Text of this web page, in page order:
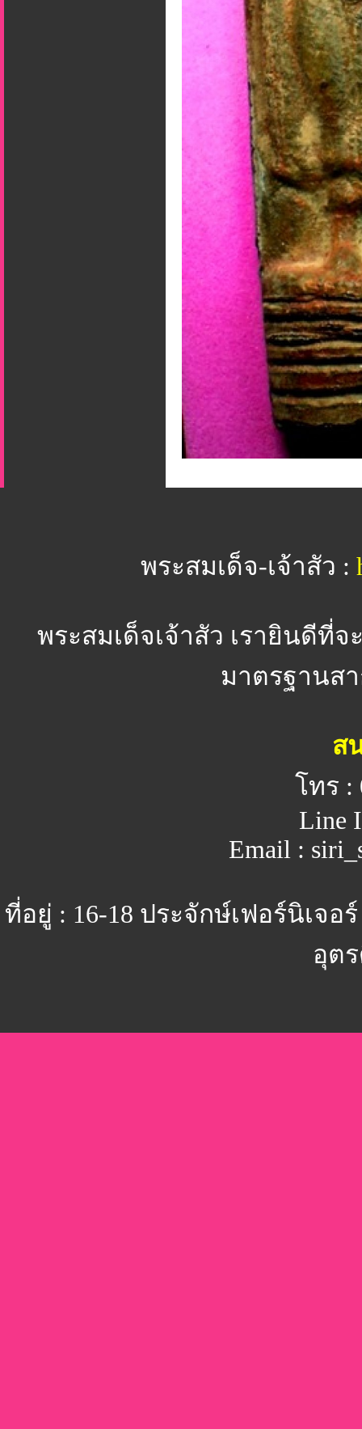
พระสมเด็จ-เจ้าสัว :
พระสมเด็จเจ้าสัว เรายินดีที่จ
มาตรฐานส
ส
โทร :
Line
Email :
ที่อยู่ : 16-18 ประจักษ์เฟอร์นิเจ
อุต